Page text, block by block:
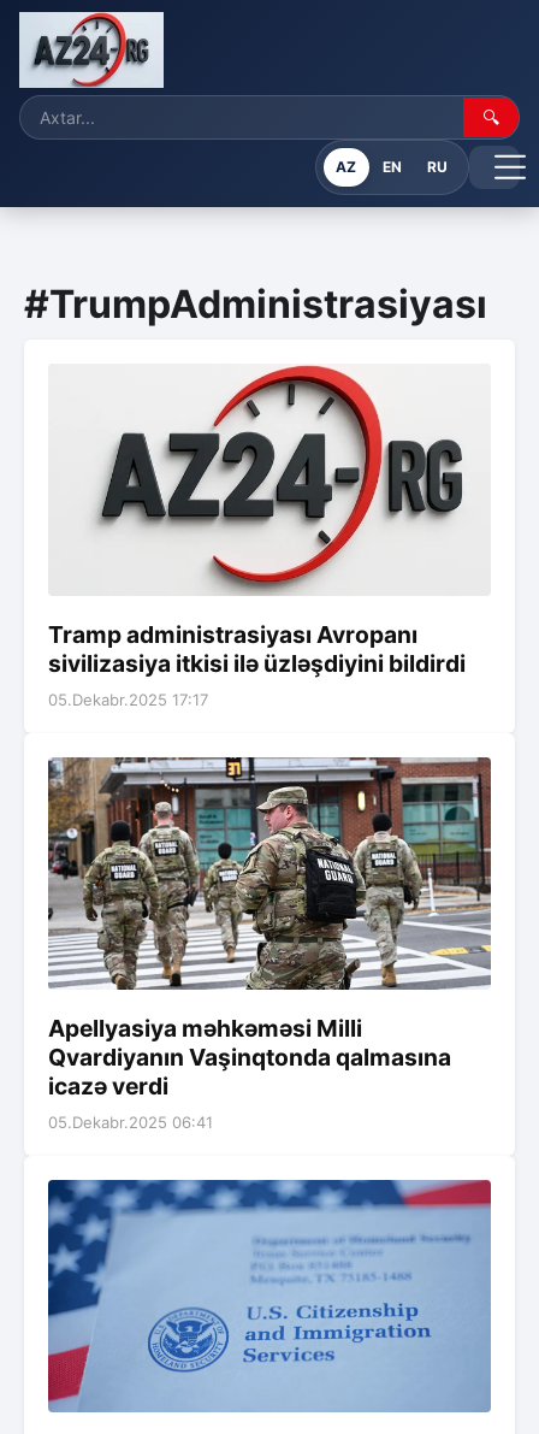
🔍
AZ EN RU
#TrumpAdministrasiyası
Tramp administrasiyası Avropanı
sivilizasiya itkisi ilə üzləşdiyini bildirdi
05.Dekabr.2025 17:17
Apellyasiya məhkəməsi Milli
Qvardiyanın Vaşinqtonda qalmasına
icazə verdi
05.Dekabr.2025 06:41